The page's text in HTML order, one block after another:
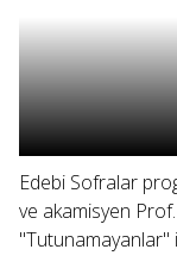
Edebi Sofralar
ve akamisyen
"Tutunamayanlar"